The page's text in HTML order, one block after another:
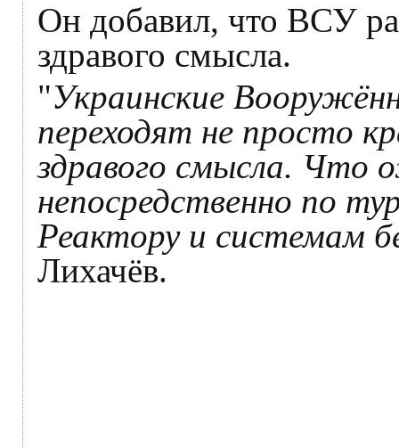
Он добавил, что ВСУ
здравого смысла.
"Украинские
переходят не просто
здравого смысла. Что
непосредственно по
Реактору и системам
Лихачёв.